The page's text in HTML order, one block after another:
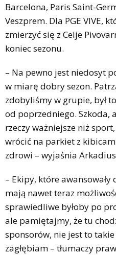
Barcelona, Paris Saint-
Veszprem. Dla PGE VIVE,
zmierzyć się z Celje
koniec sezonu.
– Na pewno jest niedosyt
w miarę dobry sezon.
zdobyliśmy w grupie, był
od poprzedniego. Szkoda,
rzeczy ważniejsze niż
wrócić na parkiet z
zdrowi – wyjaśnia
– Ekipy, które
mają nawet teraz
sprawiedliwe byłoby po
ale pamiętajmy, że tu
sponsorów, nie jest to
zagłębiam – tłumaczy